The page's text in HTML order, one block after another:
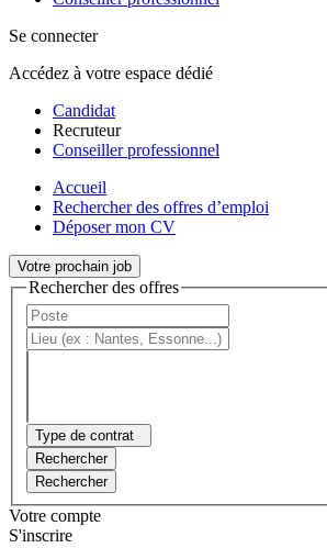
Se connecter
Accédez à votre espace dédié
Candidat
Recruteur
Conseiller professionnel
Accueil
Rechercher des offres d’emploi
Déposer mon CV
Votre prochain job
Rechercher des offres
Type de contrat
Rechercher
Rechercher
Votre compte
S'inscrire